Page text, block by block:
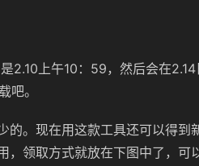
2.10上午10：59，然后会在2.14
吧。
的。现在用这款工具还可以得到
，领取方式就放在下图中了，可